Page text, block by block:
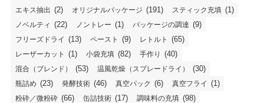
エキス抽出 (2) オリジナルパッケージ (191) スティック充填 (1)
ノベルティ (22) ノントレー (1) パッケージの調達 (9)
フリーズドライ (13) ペースト (9) レトルト (65)
レーザーカット (1) 小袋充填 (82) 手作り (40)
混合（ブレンド） (53) 温風乾燥（スプレードライ） (30)
瓶詰め (23) 発酵技術 (46) 真空パック (6) 真空フライ (1)
粉砕／微粉砕 (66) 缶詰技術 (17) 調味料の充填 (98)